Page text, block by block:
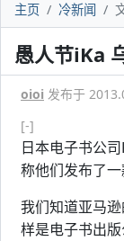
主页 冷新闻
愚人节iKa
oioi 发布于
[-]
日本电子书公
称他们发布了一
我们知道亚马
样是电子书出